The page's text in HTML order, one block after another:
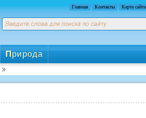
Главная Контакты Карта сайта
Природа